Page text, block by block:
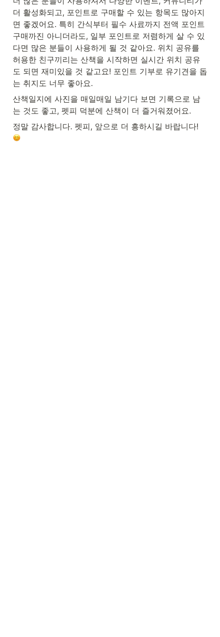
더 활성화되고, 포인트로 구매할 수 있는 항목도 많아지
면 좋겠어요. 특히 간식부터 필수 사료까지 전액 포인트
구매까진 아니더라도, 일부 포인트로 저렴하게 살 수 있
다면 많은 분들이 사용하게 될 것 같아요. 위치 공유를
허용한 친구끼리는 산책을 시작하면 실시간 위치 공유
도 되면 재미있을 것 같고요! 포인트 기부로 유기견을 돕
는 취지도 너무 좋아요.
산책일지에 사진을 매일매일 남기다 보면 기록으로 남
는 것도 좋고, 펫피 덕분에 산책이 더 즐거워졌어요.
정말 감사합니다. 펫피, 앞으로 더 흥하시길 바랍니다!